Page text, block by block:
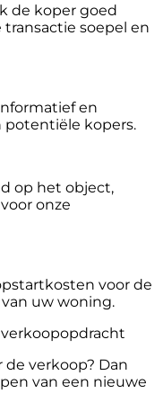
de koper goed
soepel en
en
potentiële kopers.
op het object,
onze
voor de
uw woning.
verkoop? Dan
van een nieuwe